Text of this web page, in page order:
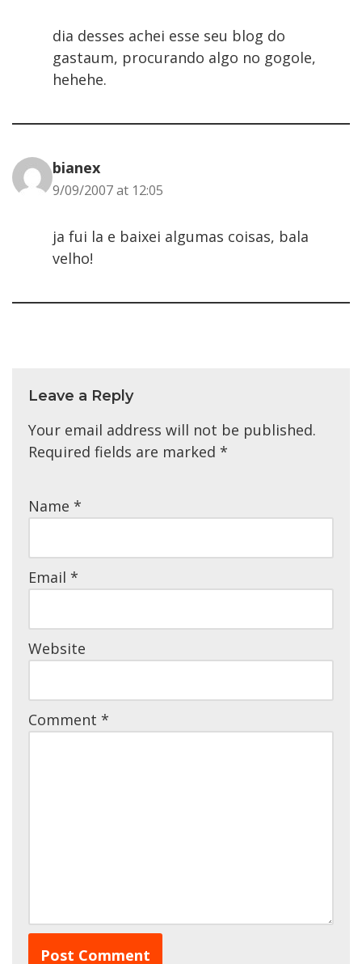
dia desses achei esse seu blog do
gastaum, procurando algo no gogole,
hehehe.
bianex
9/09/2007 at 12:05
ja fui la e baixei algumas coisas, bala
velho!
Leave a Reply
Your email address will not be published.
Required fields are marked *
Name *
Email *
Website
Comment *